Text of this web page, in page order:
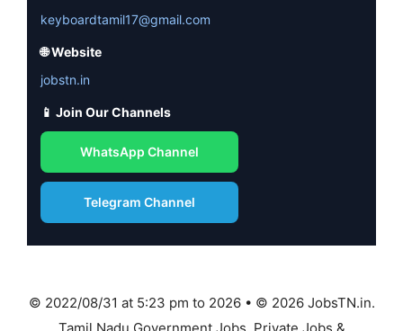
keyboardtamil17@gmail.com
🌐 Website
jobstn.in
📱 Join Our Channels
WhatsApp Channel
Telegram Channel
© 2022/08/31 at 5:23 pm to 2026 • © 2026 JobsTN.in.